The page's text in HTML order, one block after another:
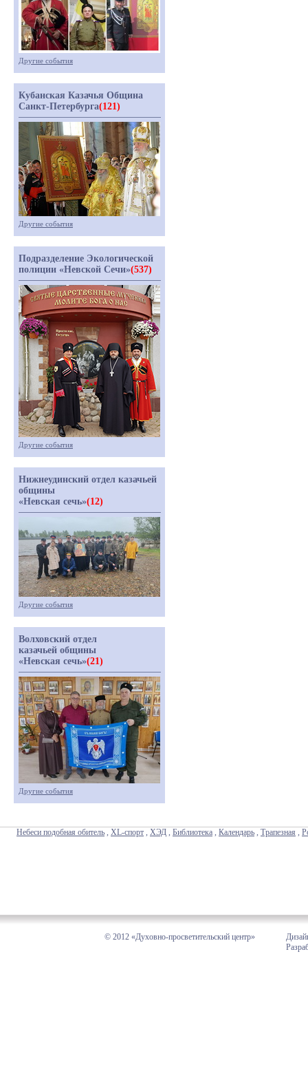
Другие события
Кубанская Казачья Община
Санкт-Петербурга(121)
Другие события
Подразделение Экологической
полиции «Невской Сечи»(537)
Другие события
Нижнеудинский отдел казачьей
общины
«Невская сечь»(12)
Другие события
Волховский отдел
казачьей общины
«Невская сечь»(21)
Другие события
Небеси подобная обитель , XL-спорт , ХЭД , Библиотека , Календарь , Трапезная ,
© 2012 «Духовно-просветительский центр»